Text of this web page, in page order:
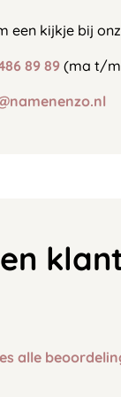
een kijkje bij
89 89(ma t/m
alle